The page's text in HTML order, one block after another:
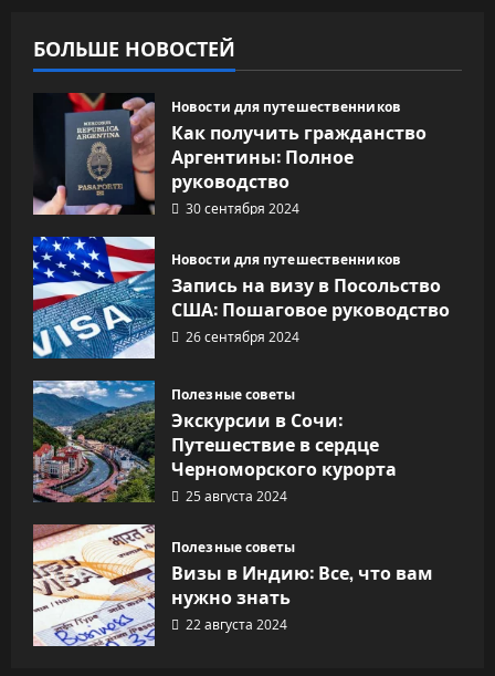
БОЛЬШЕ НОВОСТЕЙ
Новости для путешественников
Как получить гражданство
Аргентины: Полное
руководство
30 сентября 2024
Новости для путешественников
Запись на визу в Посольство
США: Пошаговое руководство
26 сентября 2024
Полезные советы
Экскурсии в Сочи:
Путешествие в сердце
Черноморского курорта
25 августа 2024
Полезные советы
Визы в Индию: Все, что вам
нужно знать
22 августа 2024